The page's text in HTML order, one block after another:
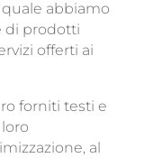
quale abbiamo
di prodotti
offerti ai
forniti testi e
al